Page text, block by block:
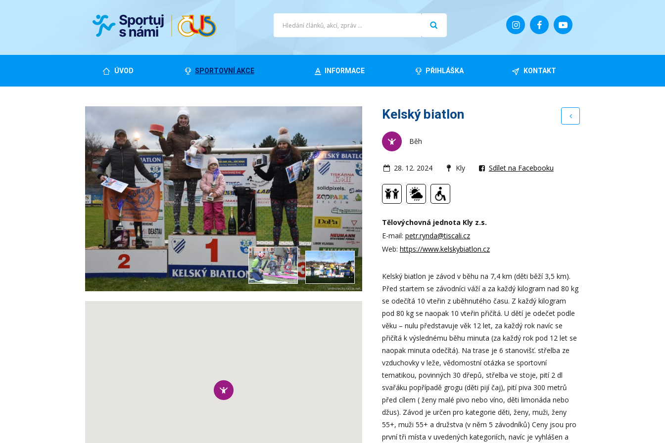
ÚVOD SPORTOVNÍ AKCE INFORMACE PŘIHLÁŠKA KONTAKT
Kelský biatlon
Běh
28. 12. 2024 Kly Sdílet na Facebooku
Tělovýchovná jednota Kly z.s.
E-mail: petr.rynda@tiscali.cz
Web: https://www.kelskybiatlon.cz
Kelský biatlon je závod v běhu na 7,4 km (děti běží 3,5 km).
Před startem se závodníci váží a za každý kilogram nad 80 kg
se odečítá 10 vteřin z uběhnutého času. Z každý kilogram
pod 80 kg se naopak 10 vteřin přičítá. U dětí je odečet podle
věku – nulu představuje věk 12 let, za každý rok navíc se
přičítá k výslednému běhu minuta (za každý rok pod 12 let se
naopak minuta odečítá). Na trase je 6 stanovišť. střelba ze
vzduchovky v leže, vědomostní otázka se sportovní
tematikou, povinných 30 dřepů, střelba ve stoje, pití 2 dl
svařáku popřípadě grogu (děti pijí čaj), pití piva 300 metrů
před cílem ( ženy malé pivo nebo víno, děti limonáda nebo
džus). Závod je určen pro kategorie děti, ženy, muži, ženy
55+, muži 55+ a družstva (v něm 5 závodníků) Ceny jsou pro
první tři místa v uvedených kategoriích, navíc je vyhlášen a